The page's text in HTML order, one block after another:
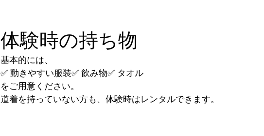
体験時の持ち物
基本的には、
✅ 動きやすい服装✅ 飲み物✅ タオル
をご用意ください。
道着を持っていない方も、体験時はレンタルできます。